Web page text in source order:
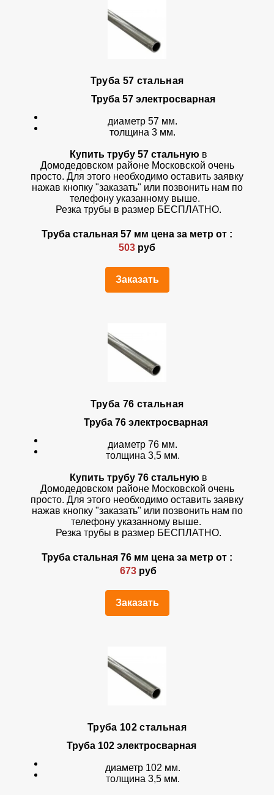
Труба 57 стальная
Труба 57 электросварная
диаметр 57 мм.
толщина 3 мм.
Купить трубу 57 стальную в
Домодедовском районе Московской очень
просто. Для этого необходимо оставить заявку
нажав кнопку "заказать" или позвонить нам по
телефону указанному выше.
Резка трубы в размер БЕСПЛАТНО.
Труба стальная 57 мм цена за метр от :
503 руб
Заказать
Труба 76 стальная
Труба 76 электросварная
диаметр 76 мм.
толщина 3,5 мм.
Купить трубу 76 стальную в
Домодедовском районе Московской очень
просто. Для этого необходимо оставить заявку
нажав кнопку "заказать" или позвонить нам по
телефону указанному выше.
Резка трубы в размер БЕСПЛАТНО.
Труба стальная 76 мм цена за метр от :
673 руб
Заказать
Труба 102 стальная
Труба 102 электросварная
диаметр 102 мм.
толщина 3,5 мм.